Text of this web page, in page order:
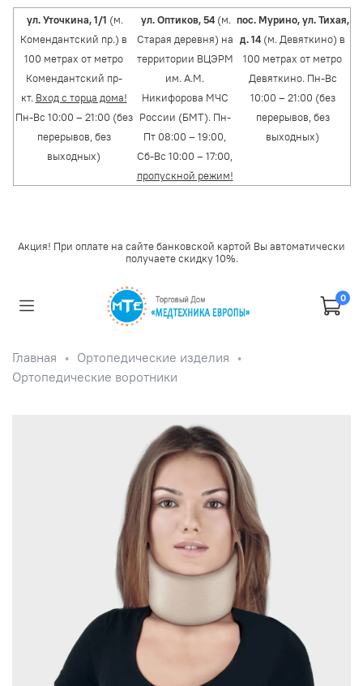
ул. Уточкина, 1/1 (м.
Комендантский пр.) в
100 метрах от метро
Комендантский пр-
кт. Вход с торца дома!
Пн-Вс 10:00 – 21:00 (без
перерывов, без
выходных)
ул. Оптиков, 54 (м.
Старая деревня) на
территории ВЦЭРМ
им. А.М.
Никифорова МЧС
России (БМТ). Пн-
Пт 08:00 – 19:00,
Сб-Вс 10:00 – 17:00,
пропускной режим!
пос. Мурино, ул. Тихая,
д. 14 (м. Девяткино) в
100 метрах от метро
Девяткино. Пн-Вс
10:00 – 21:00 (без
перерывов, без
выходных)
Акция! При оплате на сайте банковской картой Вы автоматически
получаете скидку 10%.
0
Главная
Ортопедические изделия
Ортопедические воротники